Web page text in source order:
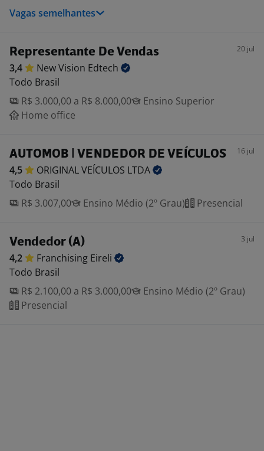
Vagas semelhantes
Representante De Vendas 20 jul
3,4 New Vision Edtech
Todo Brasil
R$ 3.000,00 a R$ 8.000,00
Ensino Superior
Home office
AUTOMOB | VENDEDOR DE VEÍCULOS 16 jul
4,5 ORIGINAL VEÍCULOS LTDA
Todo Brasil
R$ 3.007,00
Ensino Médio (2º Grau) Presencial
Vendedor (A) 3 jul
4,2 Franchising Eireli
Todo Brasil
R$ 2.100,00 a R$ 3.000,00
Ensino Médio (2º Grau)
Presencial